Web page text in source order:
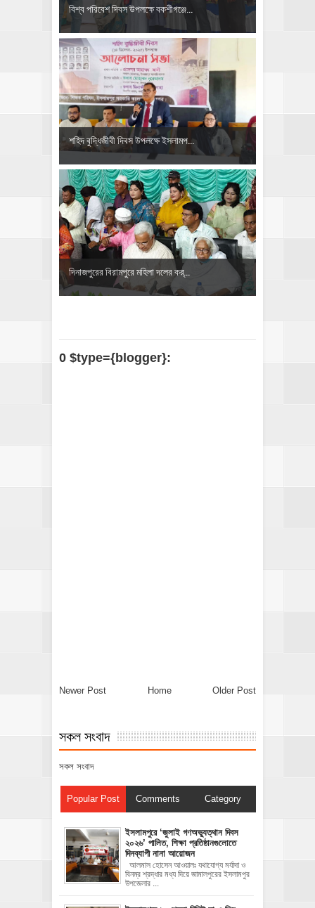
বিশ্ব পরিবেশ দিবস উপলক্ষে বকশীগঞ্জে...
শহিদ বুদ্ধিজীবী দিবস উপলক্ষে ইসলামপ...
দিনাজপুরের বিরামপুরে মহিলা দলের কর্...
0 $type={blogger}:
Newer Post Older Post
Home
সকল সংবাদ
সকল সংবাদ
Popular Post Comments Category
‎ইসলামপুরে ‘জুলাই গণঅভ্যুত্থান দিবস
২০২৬’ পালিত, শিক্ষা প্রতিষ্ঠানগুলোতে
দিনব্যাপী নানা আয়োজন
‎​আলমাস হোসেন আওয়ালঃ‎ ‎​যথাযোগ্য মর্যাদা ও
বিনম্র শ্রদ্ধার মধ্য দিয়ে জামালপুরের ইসলামপুর
উপজেলার ...